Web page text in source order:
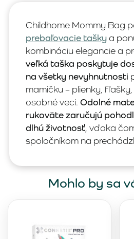
Childhome Mommy Bag
prebaľovacie taškya
kombináciu elegancie a
veľká taška poskytuje
na všetky nevyhnutnosti
mamičku – plienky,
osobné veci. Odolné
rukoväte zaručujú
dlhú životnosť , vďaka
spoločníkom na
Mohlo by sa